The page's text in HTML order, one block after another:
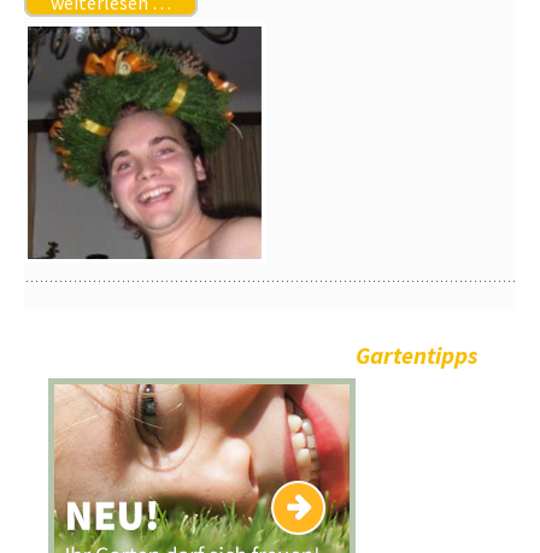
Gartentipps